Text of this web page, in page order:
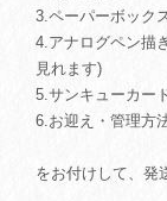
3.ペーパーボック
4.アナログペン描
見れます)
5.サンキューカー
6.お迎え・管理方
をお付けして、発